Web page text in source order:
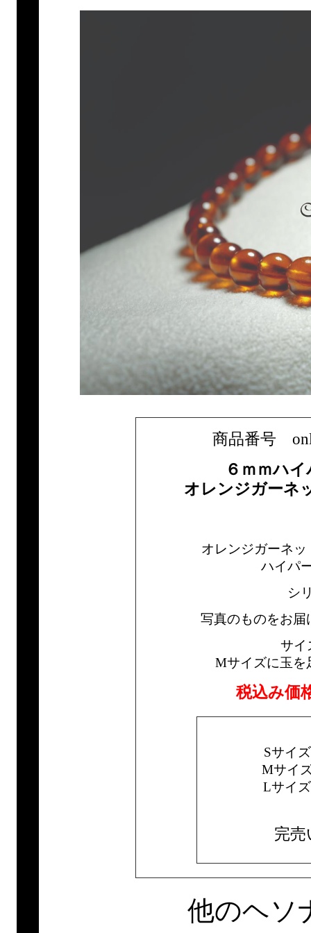
商品番号
６ｍｍハ
オレンジガーネ
オレンジガーネ
ハイパ
シ
写真のものをお
サイ
Mサイズに玉を
税込み価
Sサイ
Mサイ
Lサイ
完
他のヘソ